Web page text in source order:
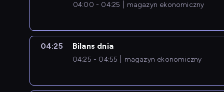
04:00 - 04:25 magazyn ekonomiczny
04:25 Bilans dnia
04:25 - 04:55 magazyn ekonomiczny